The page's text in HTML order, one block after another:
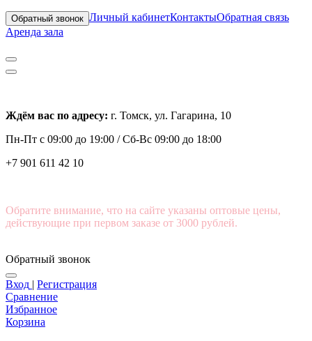
Обратный звонок Личный кабинетКонтактыОбратная связь
Аренда зала
Ждём вас по адресу: г. Томск, ул. Гагарина, 10
Пн-Пт с 09:00 до 19:00 /Сб-Вс 09:00 до 18:00
+7 901 611 42 10
Обратите внимание, что на сайте указаны оптовые цены,
действующие при первом заказе от 3000 рублей.
Обратный звонок
Вход | Регистрация
Сравнение
Избранное
Корзина